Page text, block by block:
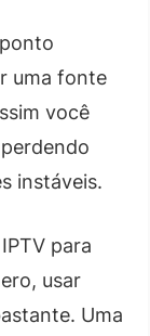
uma fonte
você
instáveis.
para
usar
Uma